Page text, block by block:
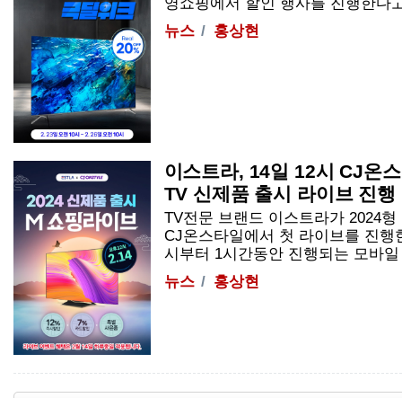
뉴스
홍상현
이스트라, 14일 12시 CJ온
TV 신제품 출시 라이브 진행
TV전문 브랜드 이스트라가 2024
CJ온스타일에서 첫 라이브를 진행
시부터 1시간동안 진행되는 모바
뉴스
홍상현